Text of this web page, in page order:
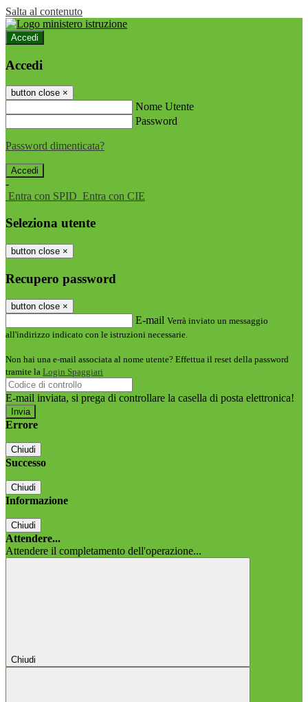
Salta al contenuto
Accedi
Accedi
button close ×
Nome Utente
Password
Password dimenticata?
-
Entra con SPID Entra con CIE
Seleziona utente
button close ×
Recupero password
button close ×
E-mail Verrà inviato un messaggio
all'indirizzo indicato con le istruzioni necessarie.
Non hai una e-mail associata al nome utente? Effettua il reset della password
tramite la Login Spaggiari
E-mail inviata, si prega di controllare la casella di posta elettronica!
Errore
Chiudi
Successo
Chiudi
Informazione
Chiudi
Attendere...
Attendere il completamento dell'operazione...
Chiudi